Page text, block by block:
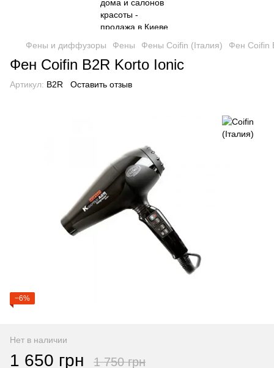
Фены и диффузоры Фены Фены Coifin (Італия) Фен Coifin
Фен Coifin B2R Korto Ionic
Артикул: B2R Оставить отзыв
−6%
Нет в наличии
1 650 грн 1 750 грн